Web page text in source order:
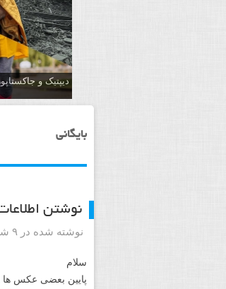
دیپتیک و
بایگانی
نوشتن
نوشته شده در ۹ شهریور ۱۳۹۵
سلام
پایین بعضی عکس ها